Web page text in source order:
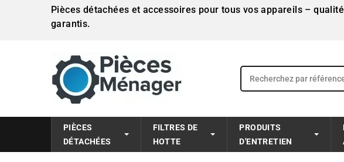
Pièces détachées et accessoires pour tous vos appareils –
garantis.
PIÈCES
DÉTACHÉES
FILTRES DE
HOTTE
PRODUITS
D'ENTRETIEN